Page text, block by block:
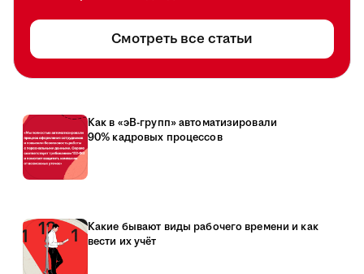
Смотреть все статьи
Как в «эВ-групп» автоматизировали
90% кадровых процессов
Какие бывают виды рабочего времени и как
вести их учёт